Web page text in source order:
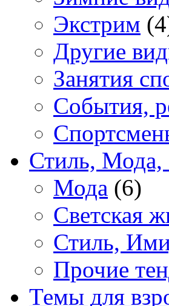
Экстрим
Другие
Занятия
События,
Стиль, Мода,
Мода (6)
Светская
Стиль,
Прочие
Темы для